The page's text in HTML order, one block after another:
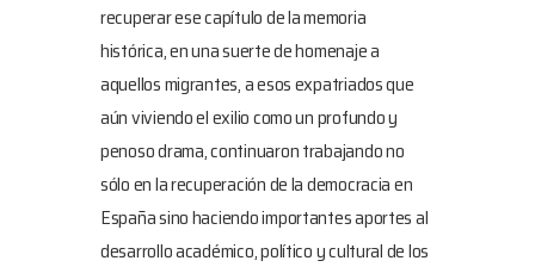
recuperar ese capítulo de la memoria
histórica, en una suerte de homenaje a
aquellos migrantes, a esos expatriados que
aún viviendo el exilio como un profundo y
penoso drama, continuaron trabajando no
sólo en la recuperación de la democracia en
España sino haciendo importantes aportes al
desarrollo académico, político y cultural de los